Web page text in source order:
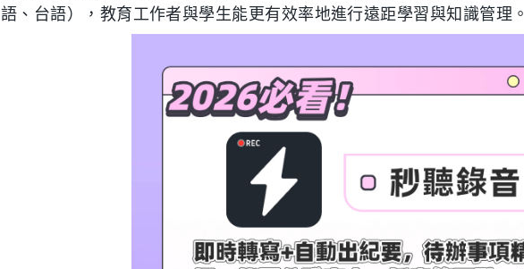
語、台語），教育工作者與學生能更有效率地進行遠距學習與知識管理。